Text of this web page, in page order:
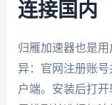
连接国内
归雁加速器也是
异：官网注册账
户端。安装后打